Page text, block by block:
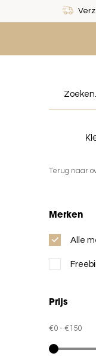
Terug naar
Merken
Alle
Prijs
€0 - €150